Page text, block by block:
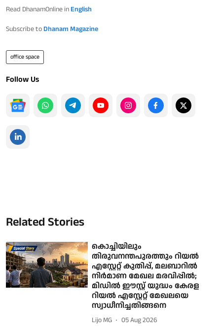
Read DhanamOnline in English
Subscribe to Dhanam Magazine
office space
Follow Us
Related Stories
കൊച്ചിയിലും
തിരുവനന്തപുരത്തും റിയല്‍
എസ്റ്റേറ്റ് കുതിപ്പ്, മലബാറില്‍
നിര്‍മാണ മേഖല മരവിപ്പില്‍;
മിഡില്‍ ഈസ്റ്റ് യുദ്ധം കേരള
റിയല്‍ എസ്റ്റേറ്റ് മേഖലയെ
സ്വാധീനിച്ചതിങ്ങനെ
Lijo MG 05 Aug 2026